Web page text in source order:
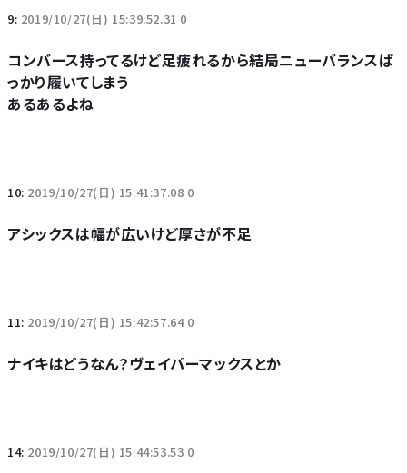
9: 2019/10/27(日) 15:39:52.31 0
コンバース持ってるけど足疲れるから結局ニューバランスば
っかり履いてしまう
あるあるよね
10: 2019/10/27(日) 15:41:37.08 0
アシックスは幅が広いけど厚さが不足
11: 2019/10/27(日) 15:42:57.64 0
ナイキはどうなん？ヴェイパーマックスとか
14: 2019/10/27(日) 15:44:53.53 0